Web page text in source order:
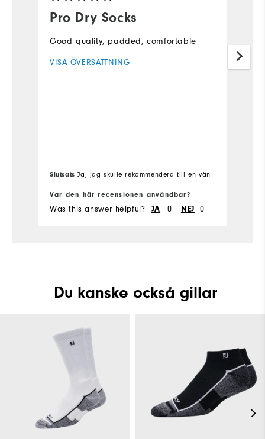
Pro Dry Socks
Good quality, padded, comfortable
VISA ÖVERSÄTTNING
Slutsats Ja, jag skulle rekommendera till en vän
Var den här recensionen användbar?
Was this answer helpful? JA 0 NEJ 0
Du kanske också gillar